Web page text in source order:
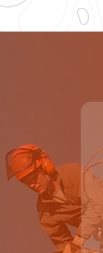
fait